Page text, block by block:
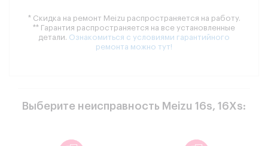
* Скидка на ремонт Meizu распространяется на работу.
** Гарантия распространяется на все установленные
детали. Ознакомиться с условиями гарантийного
ремонта можно тут!
Выберите неисправность Meizu 16s, 16Xs: